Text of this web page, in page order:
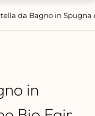
da Bagno in Spugna
in